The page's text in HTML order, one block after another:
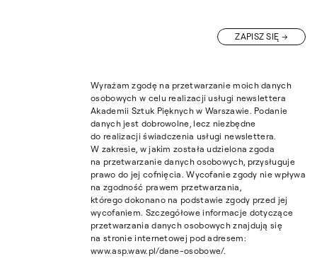
ZAPISZ SIĘ
Wyrażam zgodę na przetwarzanie moich danych
osobowych w celu realizacji usługi newslettera
Akademii Sztuk Pięknych w Warszawie. Podanie
danych jest dobrowolne, lecz niezbędne
do realizacji świadczenia usługi newslettera.
W zakresie, w jakim została udzielona zgoda
na przetwarzanie danych osobowych, przysługuje
prawo do jej cofnięcia. Wycofanie zgody nie wpływa
na zgodność prawem przetwarzania,
którego dokonano na podstawie zgody przed jej
wycofaniem. Szczegółowe informacje dotyczące
przetwarzania danych osobowych znajdują się
na stronie internetowej pod adresem:
www.asp.waw.pl/dane-osobowe/.